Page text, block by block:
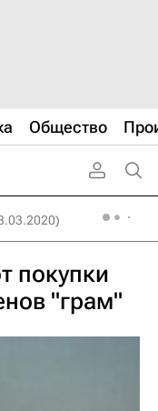
Общество
покупки
"грам"